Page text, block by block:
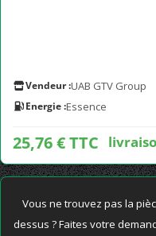
Vendeur :UAB GTV Group
Energie :Essence
25,76 € TTC
Vous ne trouvez pas la
dessus ? Faites votre